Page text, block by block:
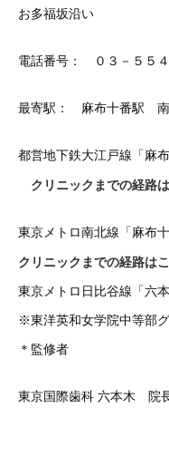
お多福坂沿い
電話番号： ０３－５５
最寄駅： 麻布十番駅
都営地下鉄大江戸線「麻
クリニックまでの経路
東京メトロ南北線「麻布
クリニックまでの経路は
東京メトロ日比谷線「六
※東洋英和女学院中等部
＊監修者
東京国際歯科 六本木 院